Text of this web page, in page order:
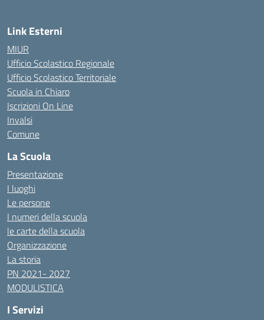
Link Esterni
MIUR
Ufficio Scolastico Regionale
Ufficio Scolastico Territoriale
Scuola in Chiaro
Iscrizioni On Line
Invalsi
Comune
La Scuola
Presentazione
I luoghi
Le persone
I numeri della scuola
le carte della scuola
Organizzazione
La storia
PN 2021- 2027
MODULISTICA
I Servizi